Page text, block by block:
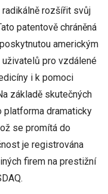
rozšířit svůj
patentově chráněná
americkým
pro vzdálené
i k pomoci
základě skutečných
platforma dramaticky
se promítá do
je registrována
firem na prestižní